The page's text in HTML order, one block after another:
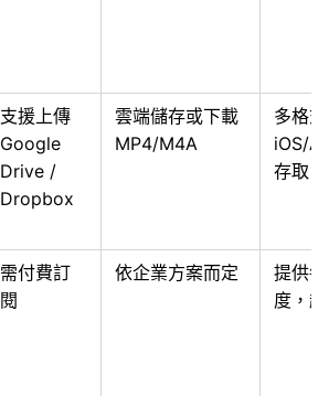
支援上傳
Google
Drive /
Dropbox
雲端儲存或下載
MP4/M4A
多格
iOS/
存取
需付費訂
閱
依企業方案而定
提供
度，